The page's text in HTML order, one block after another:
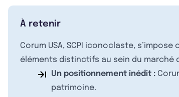
À retenir
Corum USA, SCPI iconoclaste,
éléments distinctifs au sein du marché
Un positionnement inédit :
patrimoine.